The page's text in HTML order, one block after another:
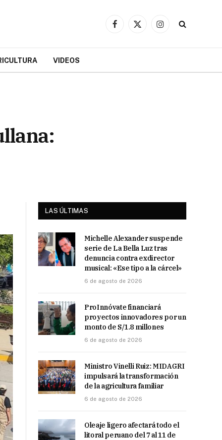
Facebook
X
Instagram
VIDEOS
LAS ÚLTIMAS
Michelle Alexander suspende
serie de La Bella Luz tras
denuncia contra exdirector
musical: «Ese tipo a la cárcel»
6 de agosto de 2026
ProInnóvate financiará
proyectos innovadores por un
monto de S/1.8 millones
6 de agosto de 2026
Ministro Vinelli Ruiz: MIDAGRI
impulsará la transformación
de la agricultura familiar
6 de agosto de 2026
Oleaje ligero afectará todo el
litoral peruano del 7 al 11 de